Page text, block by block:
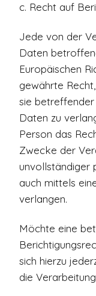
c. Recht auf
Jede von der
Daten
Europäischen
gewährte
sie
Daten zu
Person das
Zwecke der
unvollständiger
auch mittels
verlangen.
Möchte eine
sich hierzu
die